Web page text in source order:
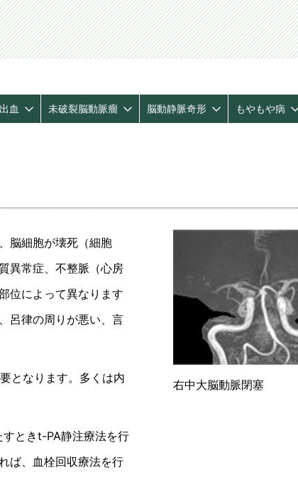
血 未破裂脳動脈瘤 脳動静脈奇形 もやもや病
脳細胞が壊死（細胞
異常症、不整脈（心房
位によって異なります
呂律の周りが悪い、言
となります。多くは内
ときt-PA静注療法を行
ば、血栓回収療法を行
右中大脳動脈閉塞